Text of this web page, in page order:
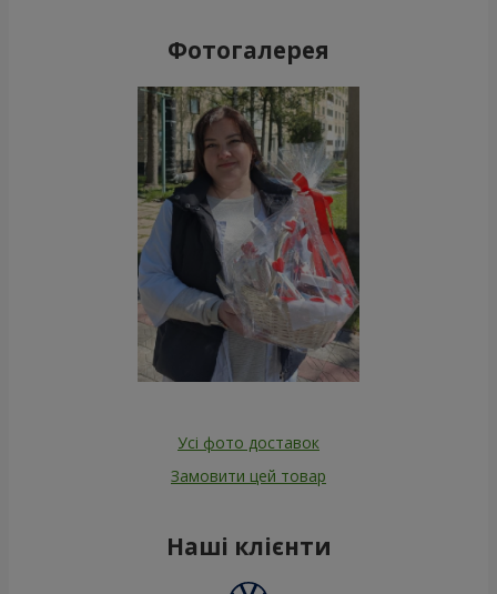
Фотогалерея
Усі фото доставок
Замовити цей товар
Наші клієнти